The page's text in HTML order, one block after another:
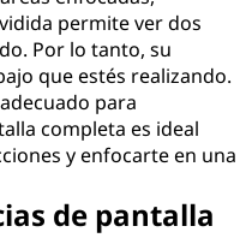
permite ver dos
Por lo tanto, su
que estés realizando.
para
completa es ideal
y enfocarte en una
de pantalla